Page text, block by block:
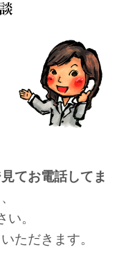
てお電話してま
。
ただきます。